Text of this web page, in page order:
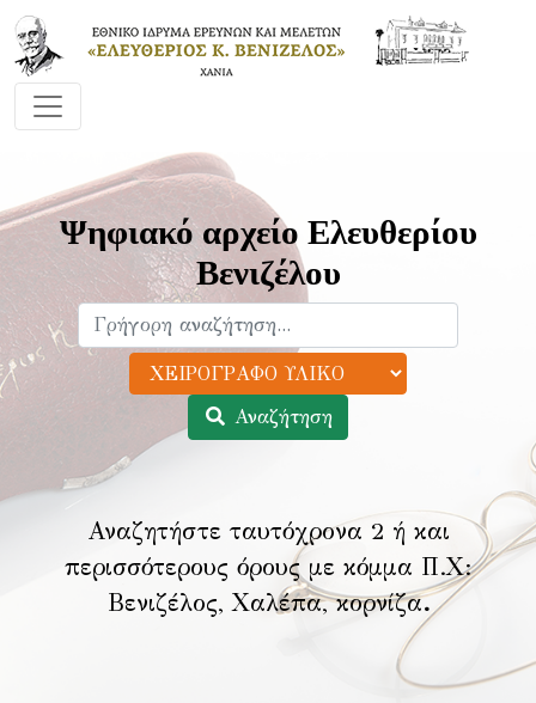
Ψηφιακό αρχείο Ελευθερίου
Βενιζέλου
Αναζήτηση
Αναζητήστε ταυτόχρονα 2 ή και
περισσότερους όρους με κόμμα Π.Χ:
Βενιζέλος, Χαλέπα, κορνίζα.